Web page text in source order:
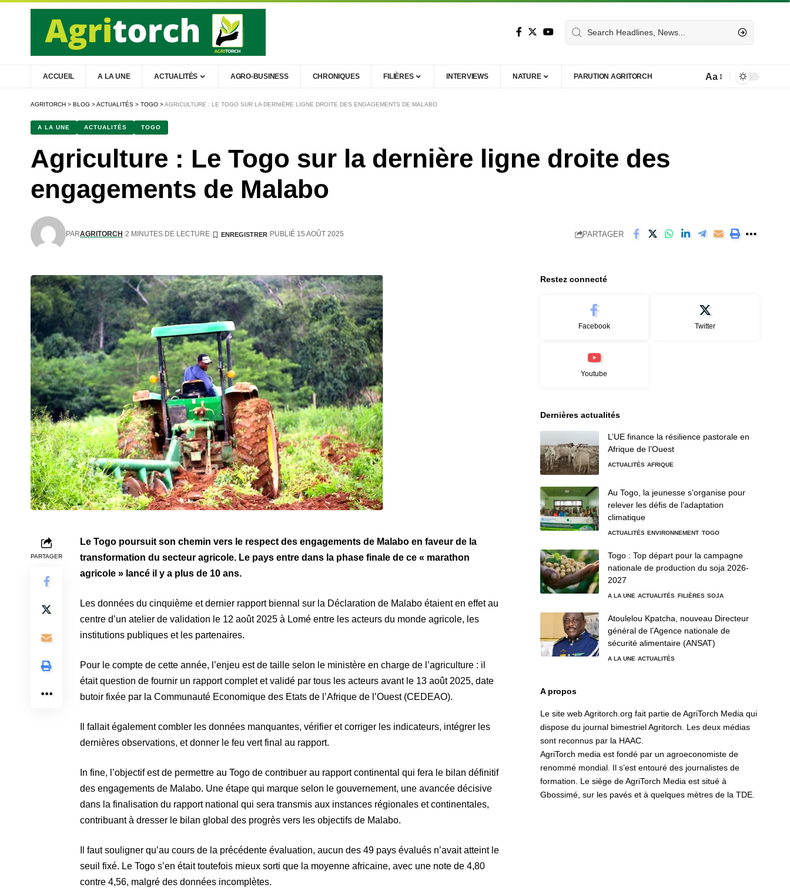
ACCUEIL A LA UNE ACTUALITÉS AGRO-BUSINESS CHRONIQUES FILIÈRES INTERVIEWS NATURE PARUTION AGRITORCH Aa
AGRITORCH > BLOG >ACTUALITÉS > TOGO >AGRICULTURE : LE TOGO SUR LA DERNIÈRE LIGNE DROITE DES ENGAGEMENTS DE MALABO
A LA UNE ACTUALITÉS TOGO
Agriculture : Le Togo sur la dernière ligne droite des
engagements de Malabo
PARAGRITORCH 2 MINUTES DE LECTURE PUBLIÉ 15 AOÛT 2025 PARTAGER
PARTAGER
Le Togo poursuit son chemin vers le respect des engagements de Malabo en faveur de la
transformation du secteur agricole. Le pays entre dans la phase finale de ce « marathon
agricole » lancé il y a plus de 10 ans.
Les données du cinquième et dernier rapport biennal sur la Déclaration de Malabo étaient en effet au
centre d’un atelier de validation le 12 août 2025 à Lomé entre les acteurs du monde agricole, les
institutions publiques et les partenaires.
Pour le compte de cette année, l’enjeu est de taille selon le ministère en charge de l’agriculture : il
était question de fournir un rapport complet et validé par tous les acteurs avant le 13 août 2025, date
butoir fixée par la Communauté Economique des Etats de l’Afrique de l’Ouest (CEDEAO).
Il fallait également combler les données manquantes, vérifier et corriger les indicateurs, intégrer les
dernières observations, et donner le feu vert final au rapport.
In fine, l’objectif est de permettre au Togo de contribuer au rapport continental qui fera le bilan définitif
des engagements de Malabo. Une étape qui marque selon le gouvernement, une avancée décisive
dans la finalisation du rapport national qui sera transmis aux instances régionales et continentales,
contribuant à dresser le bilan global des progrès vers les objectifs de Malabo.
Il faut souligner qu’au cours de la précédente évaluation, aucun des 49 pays évalués n’avait atteint le
seuil fixé. Le Togo s’en était toutefois mieux sorti que la moyenne africaine, avec une note de 4,80
contre 4,56, malgré des données incomplètes.
Restez connecté
Facebook Twitter
Youtube
Dernières actualités
L’UE finance la résilience pastorale en
Afrique de l’Ouest
ACTUALITÉS AFRIQUE
Au Togo, la jeunesse s’organise pour
relever les défis de l’adaptation
climatique
ACTUALITÉS ENVIRONNEMENT TOGO
Togo : Top départ pour la campagne
nationale de production du soja 2026-
2027
A LA UNE ACTUALITÉS FILIÈRES SOJA
Atoulelou Kpatcha, nouveau Directeur
général de l’Agence nationale de
sécurité alimentaire (ANSAT)
A LA UNE ACTUALITÉS
A propos
Le site web Agritorch.org fait partie de AgriTorch Media qui
dispose du journal bimestriel Agritorch. Les deux médias
sont reconnus par la HAAC.
AgriTorch media est fondé par un agroeconomiste de
renommé mondial. Il s’est entouré des journalistes de
formation. Le siège de AgriTorch Media est situé à
Gbossimé, sur les pavés et à quelques mètres de la TDE.